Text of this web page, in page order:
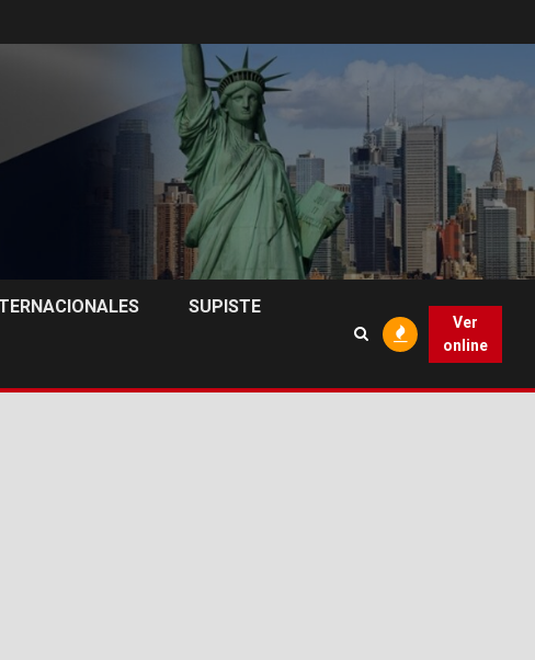
SUPISTE
Ver
online